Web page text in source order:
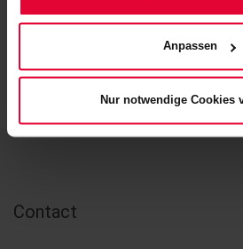
Website) bzw. der
Anpassen
Nur notwendige Cookies
Contact